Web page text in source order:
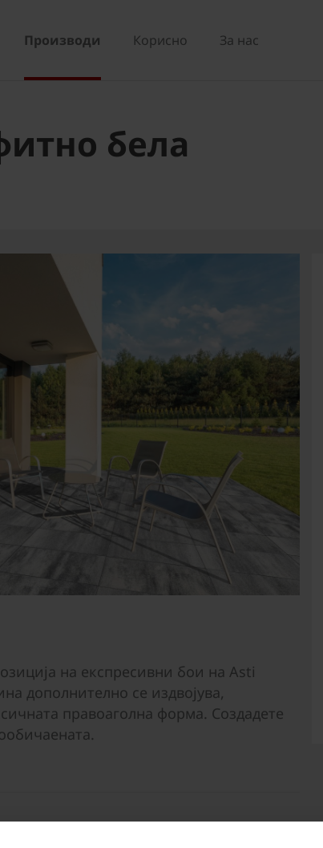
Производи Корисно За нас
бела
на експресивни бои на Asti
дополнително се издвојува,
правоаголна форма. Создадете